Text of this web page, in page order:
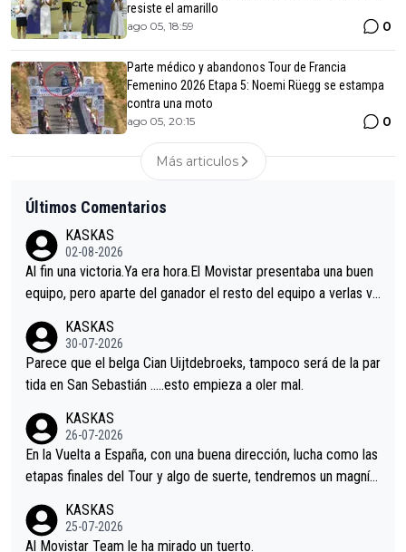
resiste el amarillo
ago 05, 18:59 0
Parte médico y abandonos Tour de Francia
Femenino 2026 Etapa 5: Noemi Rüegg se estampa
contra una moto
ago 05, 20:15 0
Más articulos
Últimos Comentarios
KASKAS
02-08-2026
Al fin una victoria.Ya era hora.El Movistar presentaba una buen
equipo, pero aparte del ganador el resto del equipo a verlas ve
s.La única buena noticia es la mejoría de Enric Más en San Seb
astian.Si en la Vuelta a Burgos sigue la mejoría, podríamos ten
er alguna sorpresa en la Vuelta.Ojalá.
KASKAS
30-07-2026
Parece que el belga Cian Uijtdebroeks, tampoco será de la par
tida en San Sebastián …..esto empieza a oler mal.
KASKAS
26-07-2026
En la Vuelta a España, con una buena dirección, lucha como las
etapas finales del Tour y algo de suerte, tendremos un magnífi
KASKAS
25-07-2026
Al Movistar Team le ha mirado un tuerto.